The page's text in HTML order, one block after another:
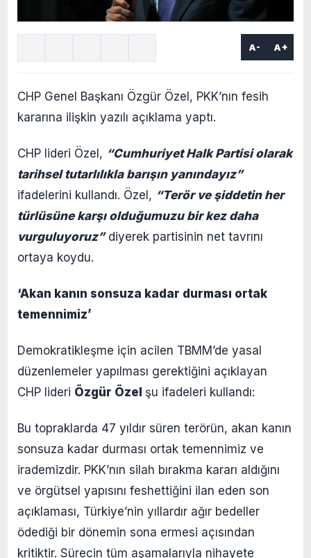
A- A+
CHP Genel Başkanı Özgür Özel, PKK’nın fesih
kararına ilişkin yazılı açıklama yaptı.
CHP lideri Özel, “Cumhuriyet Halk Partisi olarak
tarihsel tutarlılıkla barışın yanındayız”
ifadelerini kullandı. Özel, “Terör ve şiddetin her
türlüsüne karşı olduğumuzu bir kez daha
vurguluyoruz”diyerek partisinin net tavrını
ortaya koydu.
‘Akan kanın sonsuza kadar durması ortak
temennimiz’
Demokratikleşme için acilen TBMM’de yasal
düzenlemeler yapılması gerektiğini açıklayan
CHP lideri Özgür Özel şu ifadeleri kullandı:
Bu topraklarda 47 yıldır süren terörün, akan kanın
sonsuza kadar durması ortak temennimiz ve
irademizdir. PKK’nın silah bırakma kararı aldığını
ve örgütsel yapısını feshettiğini ilan eden son
açıklaması, Türkiye’nin yıllardır ağır bedeller
ödediği bir dönemin sona ermesi açısından
kritiktir. Sürecin tüm aşamalarıyla nihayete